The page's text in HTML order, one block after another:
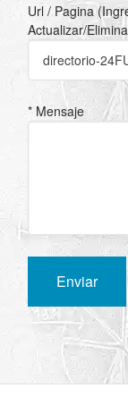
Url / Pagina
Actualizar/
* Mensaje
Enviar